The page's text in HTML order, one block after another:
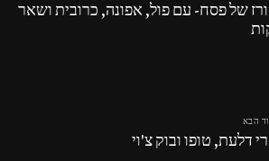
של פסח- עם פול, אפונה, כרובית ושאר
הבא
דלעת, טופו ובוק צ'וי